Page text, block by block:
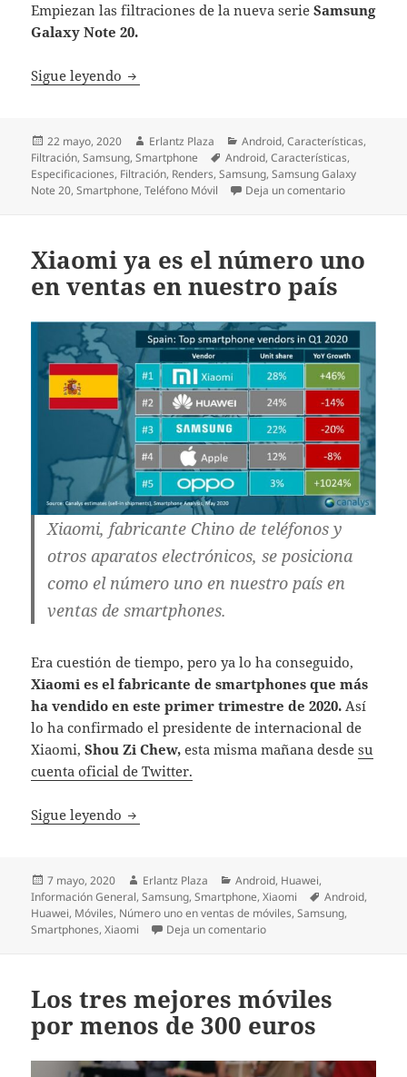
Empiezan las filtraciones de la nueva serieSamsung
Galaxy Note 20.
Sigue leyendo Galaxy Note 20: todo lo que se sabe sobre
Publicado
el
22 mayo, 2020 Autor
Erlantz Plaza Categorías
Android,Características,
Filtración,Samsung,Smartphone Etiquetas
Android,Características,
Especificaciones, Filtración, Renders,Samsung,Samsung Galaxy
Note 20,Smartphone,Teléfono Móvil Deja un comentarioen Galaxy
Xiaomi ya es el número uno
en ventas en nuestro país
Xiaomi, fabricante Chino de teléfonos y
otros aparatos electrónicos, se posiciona
como el número uno en nuestro país en
ventas de smartphones.
Era cuestión de tiempo, pero ya lo ha conseguido,
Xiaomi es el fabricante de smartphones que más
ha vendido en este primer trimestre de 2020. Así
lo ha confirmado el presidente de internacional de
Xiaomi,Shou Zi Chew, esta misma mañana desdesu
cuenta oficial de Twitter.
Sigue leyendo Xiaomi ya es el número uno en ventas en
Publicado
el
7 mayo, 2020 Autor
Erlantz Plaza Categorías
Android, Huawei,
Información General,Samsung,Smartphone,Xiaomi Etiquetas
Android,
Huawei, Móviles, Número uno en ventas de móviles,Samsung,
Smartphones,Xiaomi Deja un comentarioen Xiaomi ya es el número
Los tres mejores móviles
por menos de 300 euros